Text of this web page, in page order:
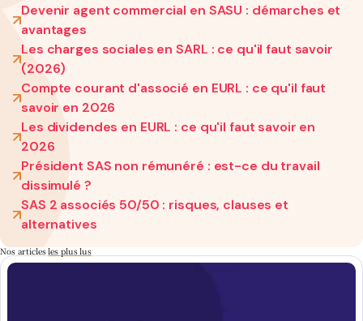
Devenir agent commercial en SASU : démarches et
avantages
Les charges sociales en SARL : ce qu'il faut savoir
(2026)
Compte courant d'associé en EURL : ce qu'il faut
savoir en 2026
Les dividendes en EURL : ce qu'il faut savoir en
2026
Président SAS non rémunéré : est-ce du travail
dissimulé ?
SAS 2 associés 50/50 : risques, clauses et
alternatives
Nos articlesles plus lus